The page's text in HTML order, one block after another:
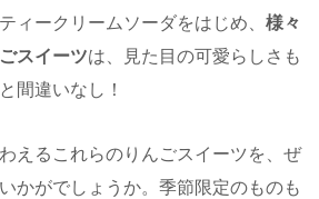
ィークリームソーダをはじめ、 様々
スイーツは、見た目の可愛らしさも
間違いなし！
えるこれらのりんごスイーツを、ぜ
かがでしょうか。季節限定のものも